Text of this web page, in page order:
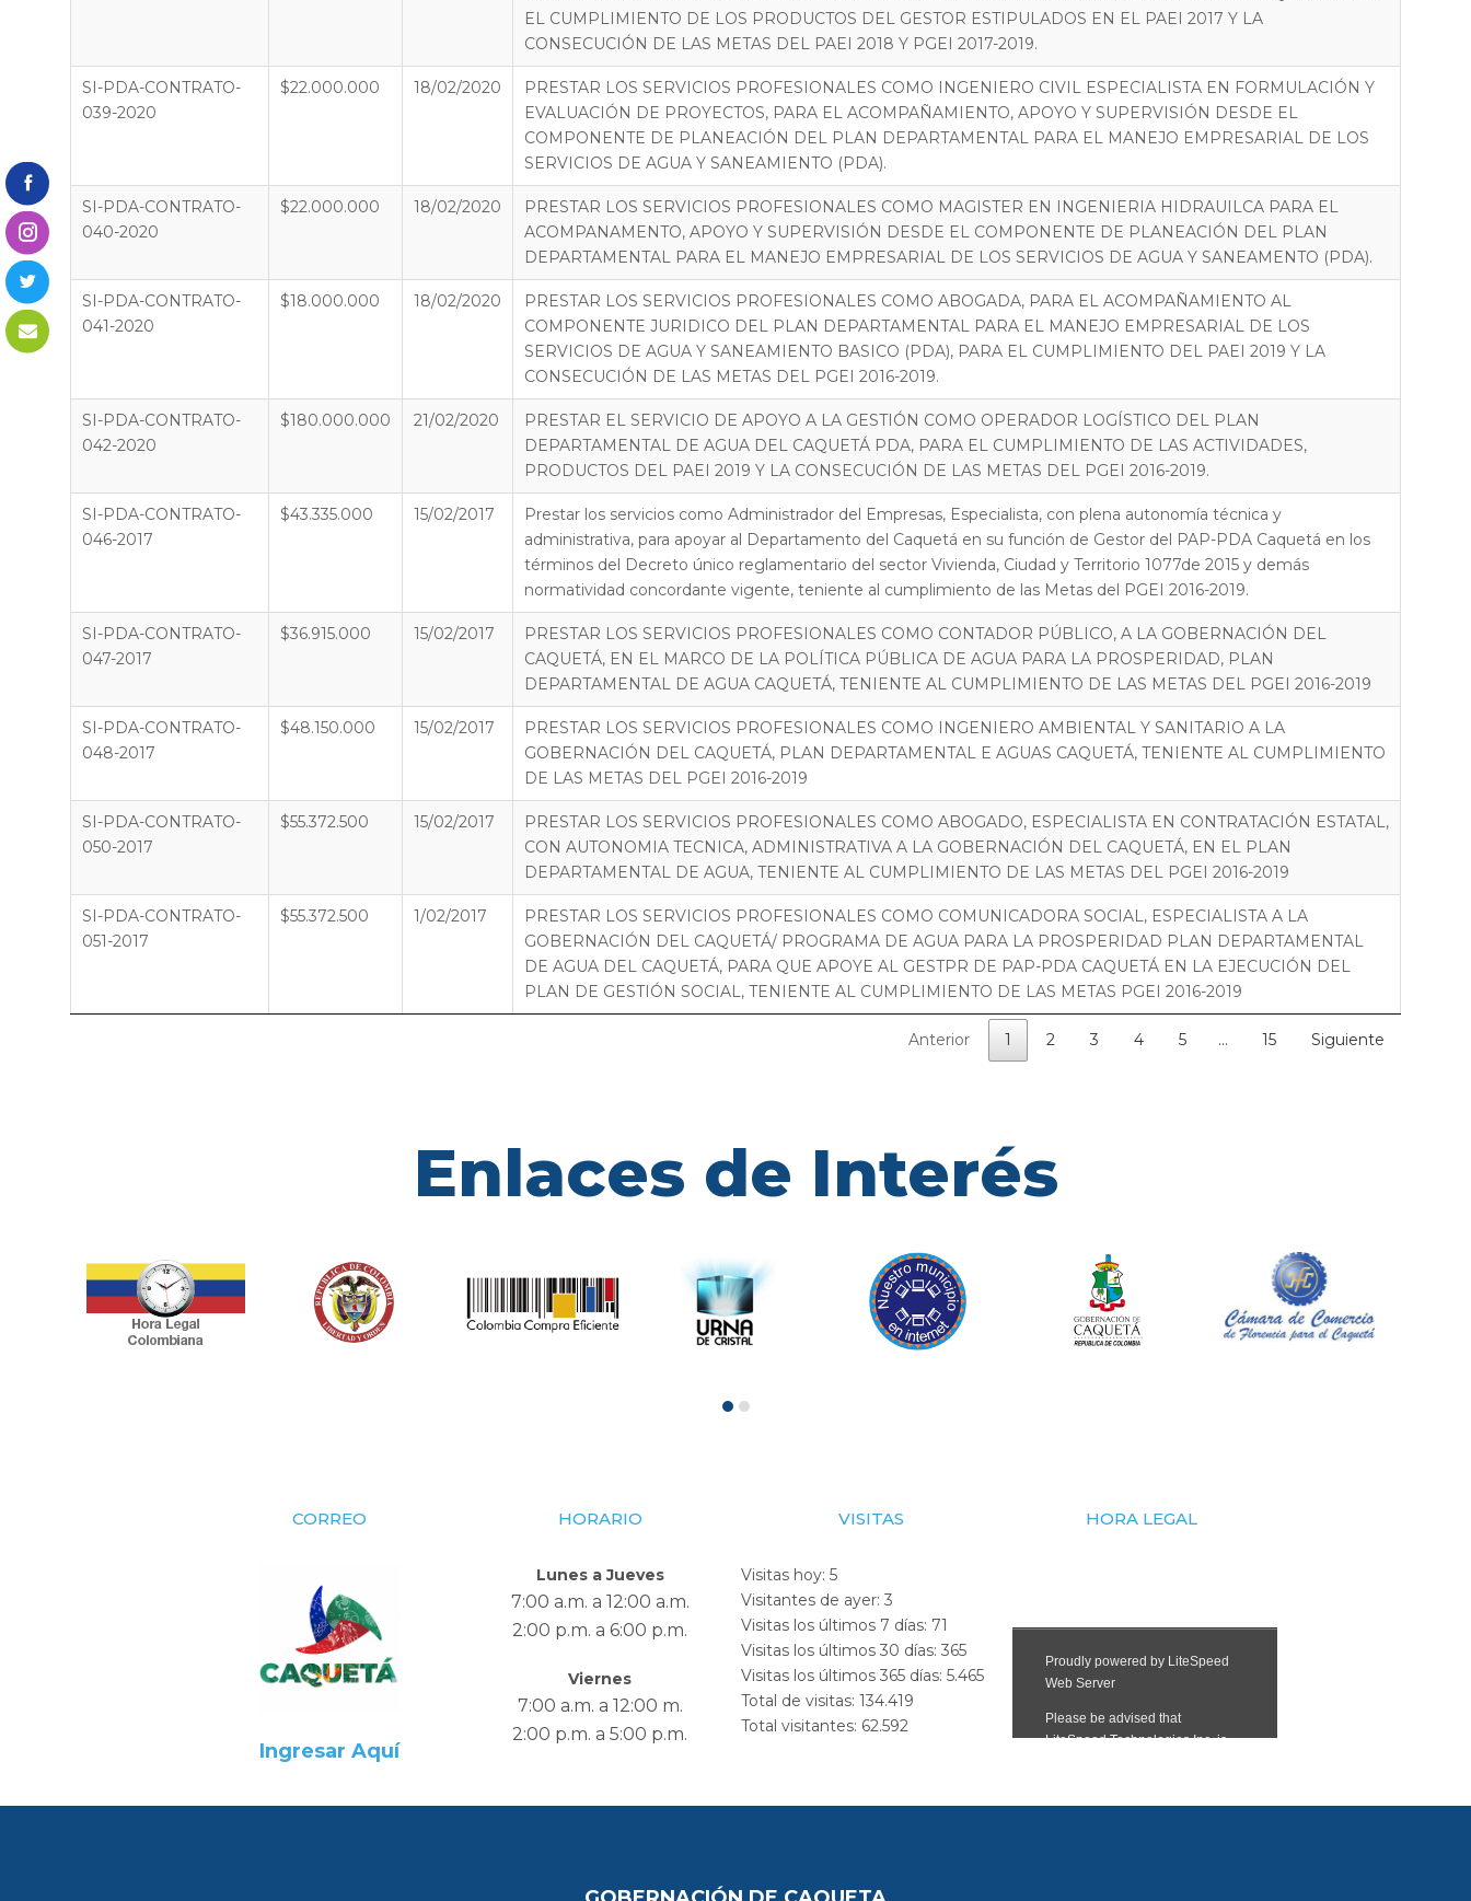
EL CUMPLIMIENTO DE LOS PRODUCTOS DEL GESTOR ESTIPULADOS EN EL PAEI 2017 Y LA
CONSECUCIÓN DE LAS METAS DEL PAEI 2018 Y PGEI 2017-2019.
SI-PDA-CONTRATO-
039-2020
$22.000.000 18/02/2020
PRESTAR LOS SERVICIOS PROFESIONALES COMO INGENIERO CIVIL ESPECIALISTA EN FORMULACIÓN Y
EVALUACIÓN DE PROYECTOS, PARA EL ACOMPAÑAMIENTO, APOYO Y SUPERVISIÓN DESDE EL
COMPONENTE DE PLANEACIÓN DEL PLAN DEPARTAMENTAL PARA EL MANEJO EMPRESARIAL DE LOS
SERVICIOS DE AGUA Y SANEAMIENTO (PDA).
SI-PDA-CONTRATO-
040-2020
$22.000.000 18/02/2020
PRESTAR LOS SERVICIOS PROFESIONALES COMO MAGISTER EN INGENIERIA HIDRAUILCA PARA EL
ACOMPANAMENTO, APOYO Y SUPERVISIÓN DESDE EL COMPONENTE DE PLANEACIÓN DEL PLAN
DEPARTAMENTAL PARA EL MANEJO EMPRESARIAL DE LOS SERVICIOS DE AGUA Y SANEAMENTO (PDA).
SI-PDA-CONTRATO-
041-2020
$18.000.000 18/02/2020
PRESTAR LOS SERVICIOS PROFESIONALES COMO ABOGADA, PARA EL ACOMPAÑAMIENTO AL
COMPONENTE JURIDICO DEL PLAN DEPARTAMENTAL PARA EL MANEJO EMPRESARIAL DE LOS
SERVICIOS DE AGUA Y SANEAMIENTO BASICO (PDA), PARA EL CUMPLIMIENTO DEL PAEI 2019 Y LA
CONSECUCIÓN DE LAS METAS DEL PGEI 2016-2019.
SI-PDA-CONTRATO-
042-2020
$180.000.000 21/02/2020
PRESTAR EL SERVICIO DE APOYO A LA GESTIÓN COMO OPERADOR LOGÍSTICO DEL PLAN
DEPARTAMENTAL DE AGUA DEL CAQUETÁ PDA, PARA EL CUMPLIMIENTO DE LAS ACTIVIDADES,
PRODUCTOS DEL PAEI 2019 Y LA CONSECUCIÓN DE LAS METAS DEL PGEI 2016-2019.
SI-PDA-CONTRATO-
046-2017
$43.335.000 15/02/2017
Prestar los servicios como Administrador del Empresas, Especialista, con plena autonomía técnica y
administrativa, para apoyar al Departamento del Caquetá en su función de Gestor del PAP-PDA Caquetá en los
términos del Decreto único reglamentario del sector Vivienda, Ciudad y Territorio 1077de 2015 y demás
normatividad concordante vigente, teniente al cumplimiento de las Metas del PGEI 2016-2019.
SI-PDA-CONTRATO-
047-2017
$36.915.000 15/02/2017
PRESTAR LOS SERVICIOS PROFESIONALES COMO CONTADOR PÚBLICO, A LA GOBERNACIÓN DEL
CAQUETÁ, EN EL MARCO DE LA POLÍTICA PÚBLICA DE AGUA PARA LA PROSPERIDAD, PLAN
DEPARTAMENTAL DE AGUA CAQUETÁ, TENIENTE AL CUMPLIMIENTO DE LAS METAS DEL PGEI 2016-2019
SI-PDA-CONTRATO-
048-2017
$48.150.000 15/02/2017
PRESTAR LOS SERVICIOS PROFESIONALES COMO INGENIERO AMBIENTAL Y SANITARIO A LA
GOBERNACIÓN DEL CAQUETÁ, PLAN DEPARTAMENTAL E AGUAS CAQUETÁ, TENIENTE AL CUMPLIMIENTO
DE LAS METAS DEL PGEI 2016-2019
SI-PDA-CONTRATO-
050-2017
$55.372.500 15/02/2017
PRESTAR LOS SERVICIOS PROFESIONALES COMO ABOGADO, ESPECIALISTA EN CONTRATACIÓN ESTATAL,
CON AUTONOMIA TECNICA, ADMINISTRATIVA A LA GOBERNACIÓN DEL CAQUETÁ, EN EL PLAN
DEPARTAMENTAL DE AGUA, TENIENTE AL CUMPLIMIENTO DE LAS METAS DEL PGEI 2016-2019
SI-PDA-CONTRATO-
051-2017
$55.372.500 1/02/2017
PRESTAR LOS SERVICIOS PROFESIONALES COMO COMUNICADORA SOCIAL, ESPECIALISTA A LA
GOBERNACIÓN DEL CAQUETÁ/ PROGRAMA DE AGUA PARA LA PROSPERIDAD PLAN DEPARTAMENTAL
DE AGUA DEL CAQUETÁ, PARA QUE APOYE AL GESTPR DE PAP-PDA CAQUETÁ EN LA EJECUCIÓN DEL
PLAN DE GESTIÓN SOCIAL, TENIENTE AL CUMPLIMIENTO DE LAS METAS PGEI 2016-2019
Anterior 1 2 3 4 5 … 15 Siguiente
Enlaces de Interés
CORREO
Ingresar Aquí
HORARIO
Lunes a Jueves
7:00 a.m. a 12:00 a.m.
2:00 p.m. a 6:00 p.m.
Viernes
7:00 a.m. a 12:00 m.
2:00 p.m. a 5:00 p.m.
VISITAS
Visitas hoy: 5
Visitantes de ayer: 3
Visitas los últimos 7 días: 71
Visitas los últimos 30 días: 365
Visitas los últimos 365 días: 5.465
Total de visitas: 134.419
Total visitantes: 62.592
HORA LEGAL